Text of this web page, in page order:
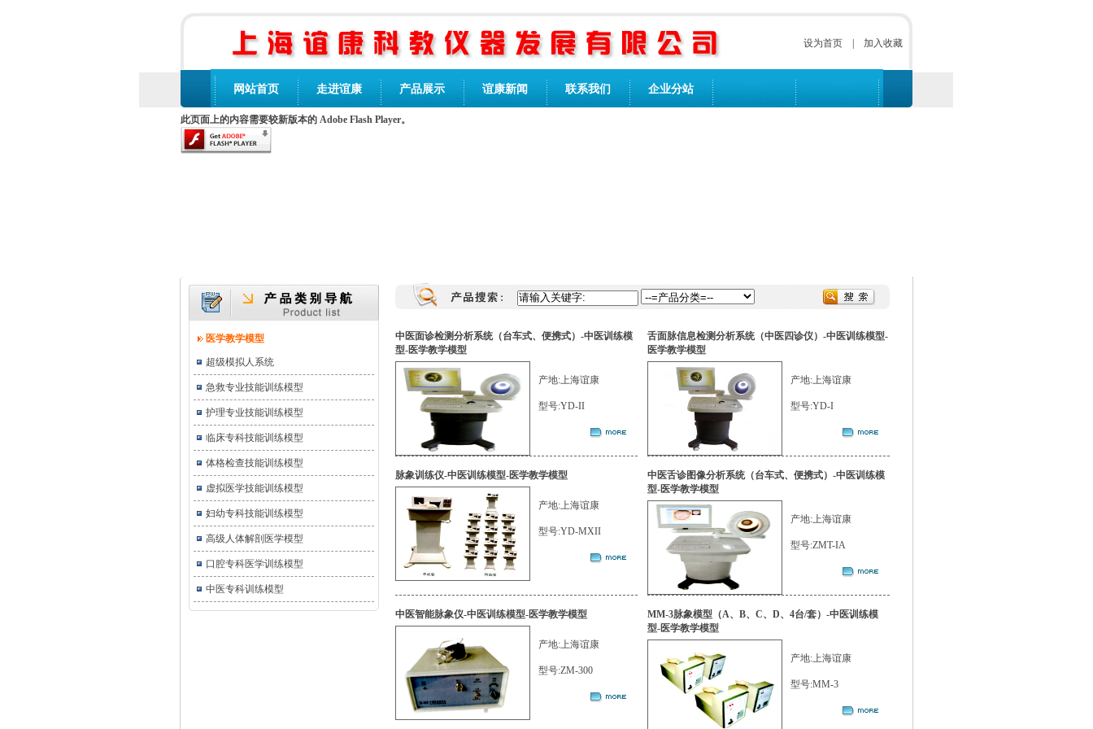
设为首页 加入收藏
网站首页 走进谊康 产品展示 谊康新闻 联系我们 企业分站
此页面上的内容需要较新版本的 Adobe Flash Player。
医学教学模型
超级模拟人系统
急救专业技能训练模型
护理专业技能训练模型
临床专科技能训练模型
体格检查技能训练模型
虚拟医学技能训练模型
妇幼专科技能训练模型
高级人体解剖医学模型
口腔专科医学训练模型
中医专科训练模型
舌面脉信息检测分析系统（中医四诊仪）-中医训练模型-
医学教学模型
产地:上海谊康
型号:YD-I
中医面诊检测分析系统（台车式、便携式）-中医训练模
型-医学教学模型
产地:上海谊康
型号:YD-II
中医舌诊图像分析系统（台车式、便携式）-中医训练模
型-医学教学模型
产地:上海谊康
型号:ZMT-IA
脉象训练仪-中医训练模型-医学教学模型
产地:上海谊康
型号:YD-MXII
MM-3脉象模型（A、B、C、D、4台/套）-中医训练模
型-医学教学模型
产地:上海谊康
型号:MM-3
中医智能脉象仪-中医训练模型-医学教学模型
产地:上海谊康
型号:ZM-300